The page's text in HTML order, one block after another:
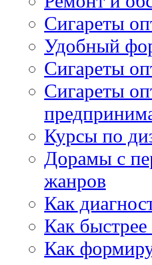
Сигареты
Удобный
Сигареты
Сигареты
Курсы по
Дорамы с
жанров
Как
Как
Как